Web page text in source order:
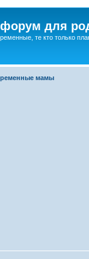
для
те кто только
мамы